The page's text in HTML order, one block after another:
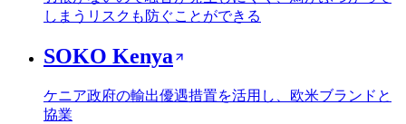
しまうリスクも防ぐことができる
SOKO Kenya
ケニア政府の輸出優遇措置を活用し、欧米ブランドと
協業